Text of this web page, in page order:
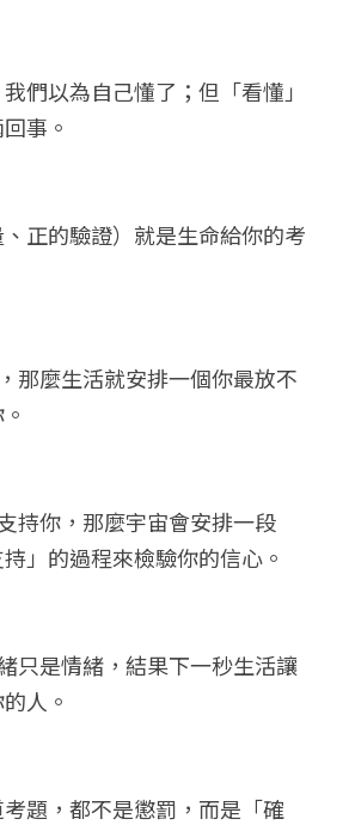
們以為自己懂了；但「看懂」
事。
正的驗證）就是生命給你的考
那麼生活就安排一個你最放不
持你，那麼宇宙會安排一段
持」的過程來檢驗你的信心。
只是情緒，結果下一秒生活讓
人。
題，都不是懲罰，而是「確